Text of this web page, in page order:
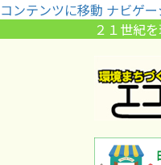
コンテンツに移動 ナビゲ
２１世紀